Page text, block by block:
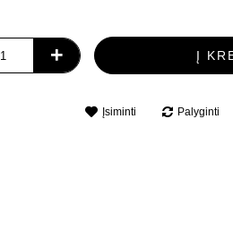
+ Į
Įsiminti Palyginti